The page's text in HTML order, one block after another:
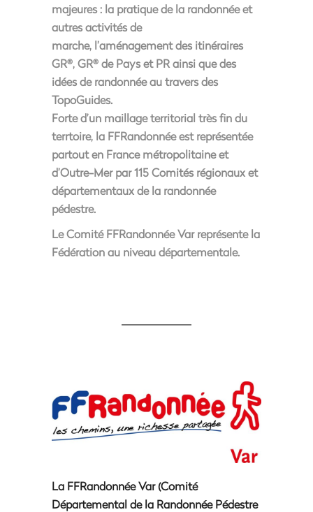
majeures : la pratique de la randonnée et
autres activités de
marche, l’aménagement des itinéraires
GR®, GR® de Pays et PR ainsi que des
idées de randonnée au travers des
TopoGuides.
Forte d’un maillage territorial très fin du
terrtoire, la FFRandonnée est représentée
partout en France métropolitaine et
d’Outre-Mer par 115 Comités régionaux et
départementaux de la randonnée
pédestre.
Le Comité FFRandonnée Var représente la
Fédération au niveau départementale.
La FFRandonnée Var (Comité
Départemental de la Randonnée Pédestre